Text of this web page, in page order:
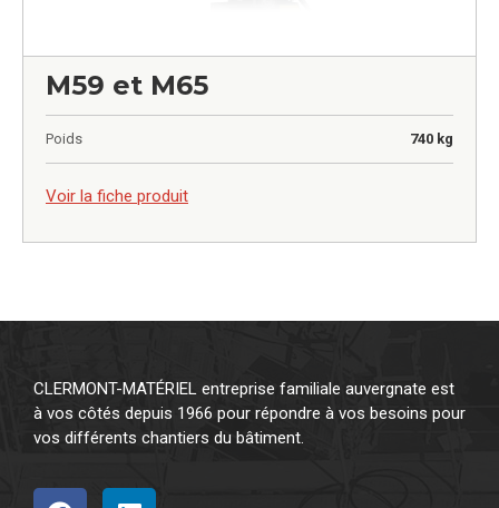
M59 et M65
Poids 740 kg
Voir la fiche produit
CLERMONT-MATÉRIEL entreprise familiale auvergnate est
à vos côtés depuis 1966 pour répondre à vos besoins pour
vos différents chantiers du bâtiment.